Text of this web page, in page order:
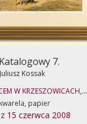
7.
Juliusz Kossak
W KRZESZOWICACH,...
papier
15 czerwca 2008